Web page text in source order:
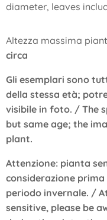
diameter, leaves
Altezza massima
circa
Gli esemplari sono
della stessa età;
visibile in foto. / The
but same age; the
plant.
Attenzione: pianta
considerazione
periodo invernale. /
sensitive, please be